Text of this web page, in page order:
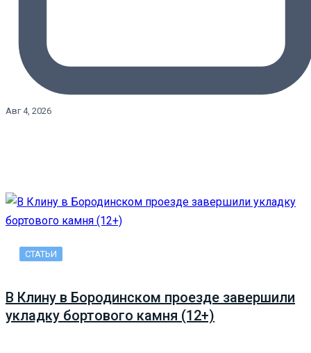
Авг 4, 2026
СТАТЬИ
В Клину в Бородинском проезде завершили
укладку бортового камня (12+)